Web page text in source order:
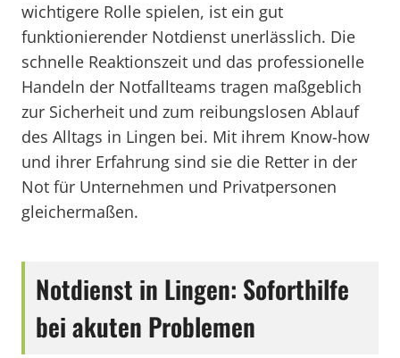
wichtigere Rolle spielen, ist ein gut
funktionierender Notdienst unerlässlich. Die
schnelle Reaktionszeit und das professionelle
Handeln der Notfallteams tragen maßgeblich
zur Sicherheit und zum reibungslosen Ablauf
des Alltags in Lingen bei. Mit ihrem Know-how
und ihrer Erfahrung sind sie die Retter in der
Not für Unternehmen und Privatpersonen
gleichermaßen.
Notdienst in Lingen: Soforthilfe
bei akuten Problemen